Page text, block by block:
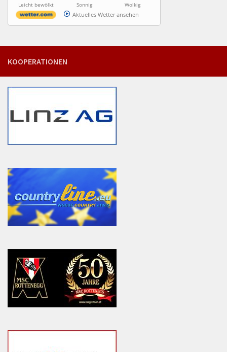
Leicht bewölkt
Sonnig
Wolkig
Aktuelles Wetter ansehen
KOOPERATIONEN